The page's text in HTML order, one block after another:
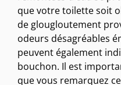
que votre toilette soit
de glougloutement
odeurs désagréables
peuvent également
bouchon. Il est
que vous remarquez